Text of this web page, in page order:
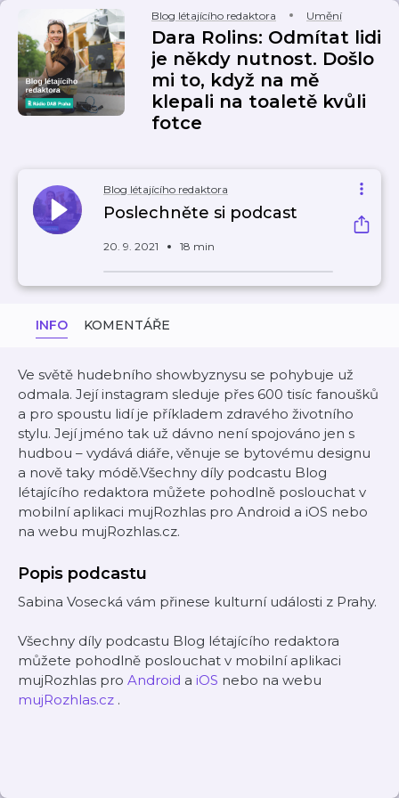
Blog létajícího redaktora Umění
Dara Rolins: Odmítat lidi
je někdy nutnost. Došlo
mi to, když na mě
klepali na toaletě kvůli
fotce
Blog létajícího redaktora
Poslechněte si podcast
20. 9. 2021 18 min
INFO KOMENTÁŘE
Ve světě hudebního showbyznysu se pohybuje už
odmala. Její instagram sleduje přes 600 tisíc fanoušků
a pro spoustu lidí je příkladem zdravého životního
stylu. Její jméno tak už dávno není spojováno jen s
hudbou – vydává diáře, věnuje se bytovému designu
a nově taky módě.Všechny díly podcastu Blog
létajícího redaktora můžete pohodlně poslouchat v
mobilní aplikaci mujRozhlas pro Android a iOS nebo
na webu mujRozhlas.cz.
Popis podcastu
Sabina Vosecká vám přinese kulturní události z Prahy.
Všechny díly podcastu Blog létajícího redaktora
můžete pohodlně poslouchat v mobilní aplikaci
mujRozhlas pro Android a iOS nebo na webu
mujRozhlas.cz .